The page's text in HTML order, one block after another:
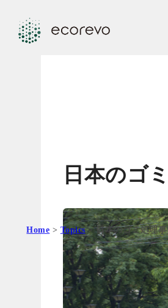
Home > Topics> 日本のゴミ処理
日本のゴ